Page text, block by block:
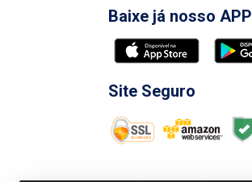
Baixe já nosso APP
Site Seguro